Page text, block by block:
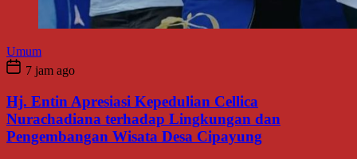
Umum
7 jam ago
Hj. Entin Apresiasi Kepedulian Cellica
Nurachadiana terhadap Lingkungan dan
Pengembangan Wisata Desa Cipayung